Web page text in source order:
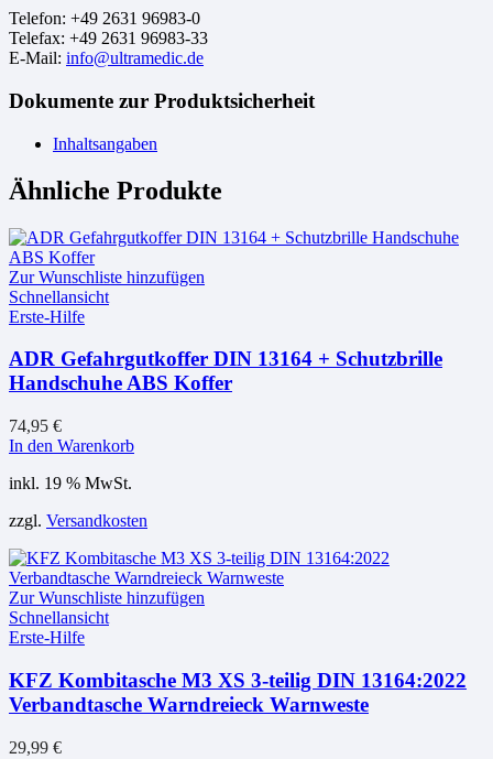
Telefon: +49 2631 96983-0
Telefax: +49 2631 96983-33
E-Mail: info@ultramedic.de
Dokumente zur Produktsicherheit
Inhaltsangaben
Ähnliche Produkte
Zur Wunschliste hinzufügen
Schnellansicht
Erste-Hilfe
ADR Gefahrgutkoffer DIN 13164 + Schutzbrille
Handschuhe ABS Koffer
74,95 €
In den Warenkorb
inkl. 19 % MwSt.
zzgl. Versandkosten
Zur Wunschliste hinzufügen
Schnellansicht
Erste-Hilfe
KFZ Kombitasche M3 XS 3-teilig DIN 13164:2022
Verbandtasche Warndreieck Warnweste
29,99 €